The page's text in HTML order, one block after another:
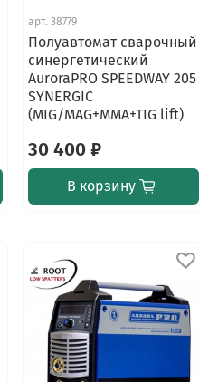
арт. 38779
Полуавтомат сварочный
синергетический
AuroraPRO SPEEDWAY 205
SYNERGIC
(MIG/MAG+MMA+TIG lift)
30 400 ₽
В корзину